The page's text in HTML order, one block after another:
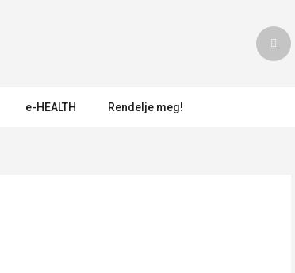
e-HEALTH Rendelje meg!